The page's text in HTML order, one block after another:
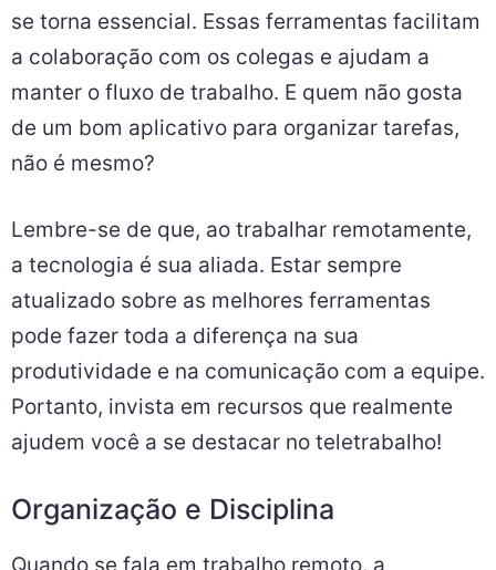
se torna essencial. Essas ferramentas facilitam
a colaboração com os colegas e ajudam a
manter o fluxo de trabalho. E quem não gosta
de um bom aplicativo para organizar tarefas,
não é mesmo?
Lembre-se de que, ao trabalhar remotamente,
a tecnologia é sua aliada. Estar sempre
atualizado sobre as melhores ferramentas
pode fazer toda a diferença na sua
produtividade e na comunicação com a equipe.
Portanto, invista em recursos que realmente
ajudem você a se destacar no teletrabalho!
Organização e Disciplina
Quando se fala em trabalho remoto, a